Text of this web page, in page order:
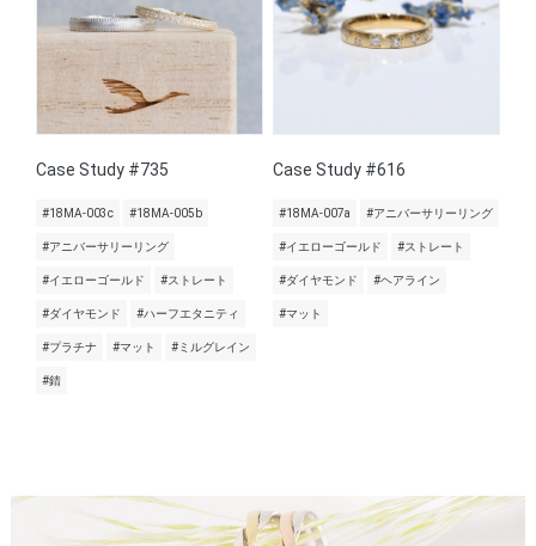
Case Study #735
#18MA-003c #18MA-005b
#アニバーサリーリング
#イエローゴールド #ストレート
#ダイヤモンド #ハーフエタニティ
#プラチナ #マット #ミルグレイン
#錆
Case Study #616
#18MA-007a #アニバーサリーリング
#イエローゴールド #ストレート
#ダイヤモンド #ヘアライン
#マット